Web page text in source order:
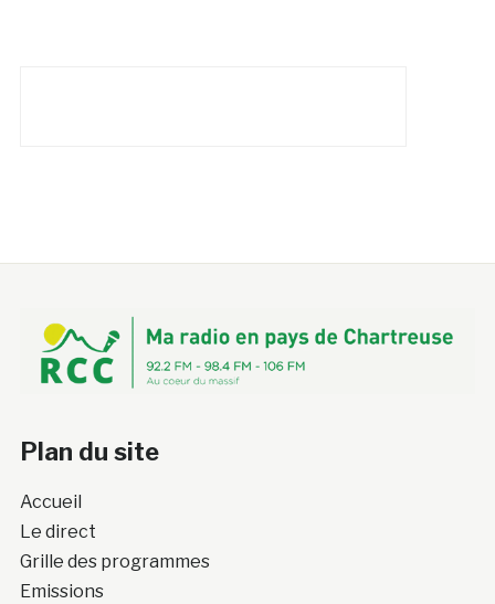
Plan du site
Accueil
Le direct
Grille des programmes
Emissions